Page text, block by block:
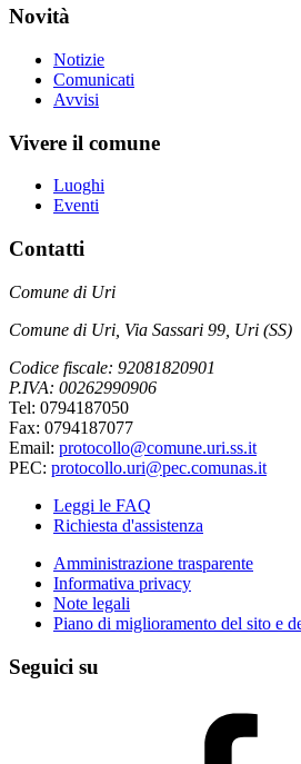
Novità
Notizie
Comunicati
Avvisi
Vivere il comune
Luoghi
Eventi
Contatti
Comune di Uri
Comune di Uri, Via Sassari 99, Uri (SS)
Codice fiscale: 92081820901
P.IVA: 00262990906
Tel: 0794187050
Fax: 0794187077
Email: protocollo@comune.uri.ss.it
PEC: protocollo.uri@pec.comunas.it
Leggi le FAQ
Richiesta d'assistenza
Amministrazione trasparente
Informativa privacy
Note legali
Piano di miglioramento del sito e
Seguici su